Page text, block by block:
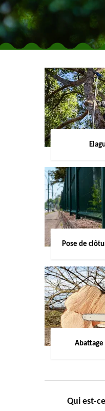
Pose de
Qui est-